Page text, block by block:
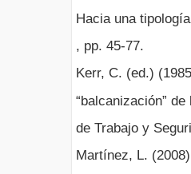
Hacia una
, pp. 45-77.
Kerr, C. (ed.)
“balcanización”
de Trabajo y
Martínez, L.